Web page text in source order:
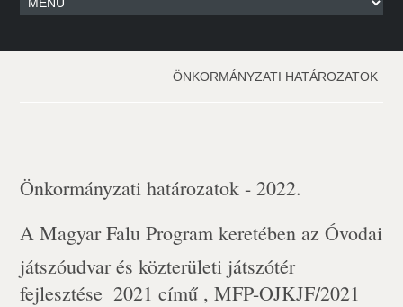
ÖNKORMÁNYZATI HATÁROZATOK
Önkormányzati határozatok - 2022.
A Magyar Falu Program keretében az Óvodai
játszóudvar és közterületi játszótér
fejlesztése  2021 című , MFP-OJKJF/2021